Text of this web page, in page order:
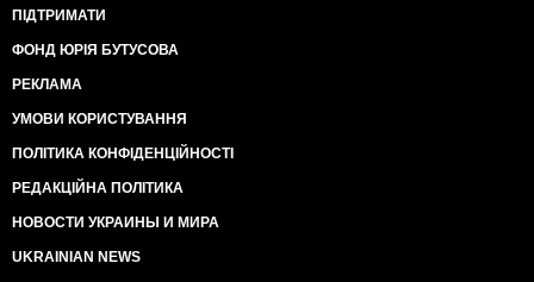
ПІДТРИМАТИ
ФОНД ЮРІЯ БУТУСОВА
РЕКЛАМА
УМОВИ КОРИСТУВАННЯ
ПОЛІТИКА КОНФІДЕНЦІЙНОСТІ
РЕДАКЦІЙНА ПОЛІТИКА
НОВОСТИ УКРАИНЫ И МИРА
UKRAINIAN NEWS